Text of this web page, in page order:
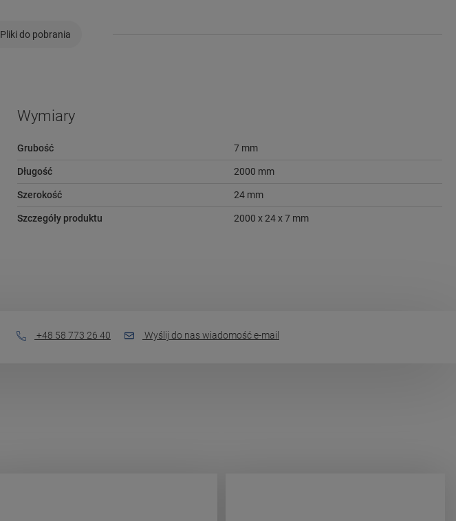
Pliki do pobrania
Wymiary
Grubość 7 mm
Długość 2000 mm
Szerokość 24 mm
Szczegóły produktu 2000 x 24 x 7 mm
+48 58 773 26 40 Wyślij do nas wiadomość e-mail